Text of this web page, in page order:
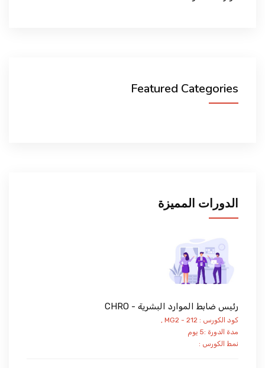
Featured Categories
الدورات المميزة
رئيس ضابط الموارد البشرية - CHRO
كود الكورس : MG2 - 212 ,
مدة الدورة :5 يوم
نمط الكورس :